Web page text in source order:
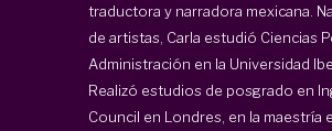
traductora y narradora mexicana.
de artistas, Carla estudió Ciencias
Administración en la Universidad
Realizó estudios de posgrado en
Council en Londres, en la maestría